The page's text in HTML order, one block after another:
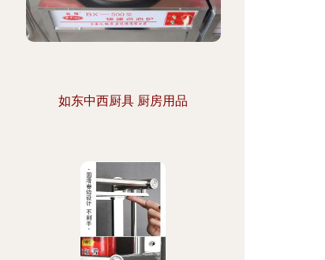
如东中西厨具 厨房用品